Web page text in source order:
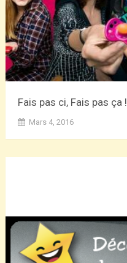
Fais pas ci, Fais pas ça !
Mars 4, 2016